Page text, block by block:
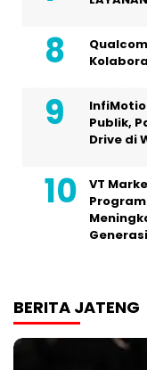
Publik,
Drive di
VT
BERITA JATENG